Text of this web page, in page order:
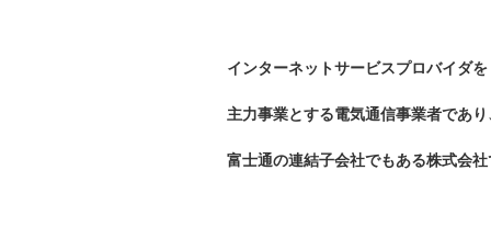
インターネットサービスプロバイダを
主力事業とする電気通信事業者であり
富士通の連結子会社でもある株式会